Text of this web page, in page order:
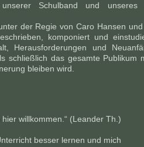
Schulband und unseres
der Regie von Caro Hansen
komponiert und
Herausforderungen und
schließlich das gesamte Publikum
bleiben wird.
willkommen.“ (Leander Th.)
besser lernen und mich